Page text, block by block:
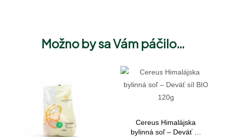
Možno by sa Vám páčilo…
Cereus Himalájska
bylinná soľ – Deväť síl